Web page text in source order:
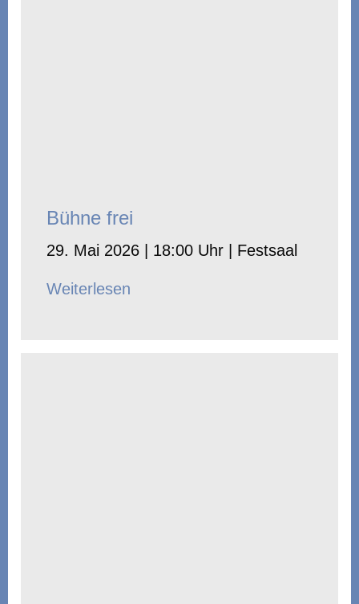
Bühne frei
29. Mai 2026 | 18:00 Uhr | Festsaal
Weiterlesen